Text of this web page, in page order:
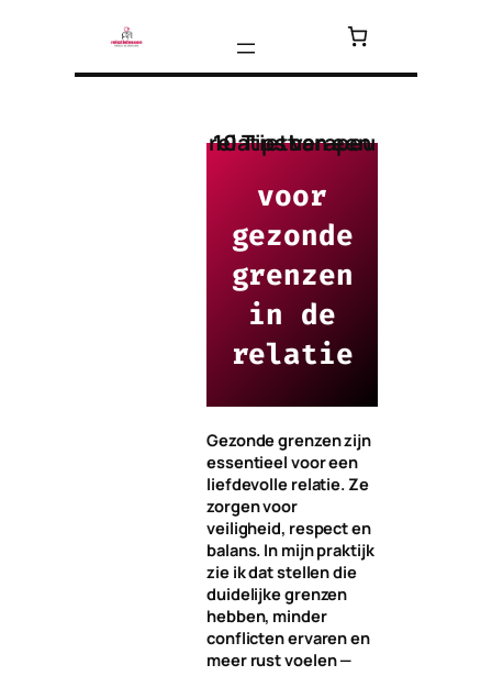
10 Tips van een relatietherapeut
voor
gezonde
grenzen
in de
relatie
Gezonde grenzen zijn
essentieel voor een
liefdevolle relatie. Ze
zorgen voor
veiligheid, respect en
balans. In mijn praktijk
zie ik dat stellen die
duidelijke grenzen
hebben, minder
conflicten ervaren en
meer rust voelen —